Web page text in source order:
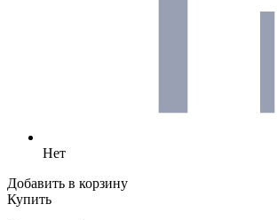
Нет
Добавить в корзину
Купить